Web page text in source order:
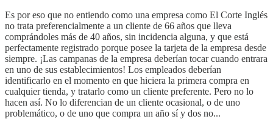
Es por eso que no entiendo como una empresa como El Corte Inglés
no trata preferencialmente a un cliente de 66 años que lleva
comprándoles más de 40 años, sin incidencia alguna, y que está
perfectamente registrado porque posee la tarjeta de la empresa desde
siempre. ¡Las campanas de la empresa deberían tocar cuando entrara
en uno de sus establecimientos! Los empleados deberían
identificarlo en el momento en que hiciera la primera compra en
cualquier tienda, y tratarlo como un cliente preferente. Pero no lo
hacen así. No lo diferencian de un cliente ocasional, o de uno
problemático, o de uno que compra un año sí y dos no...